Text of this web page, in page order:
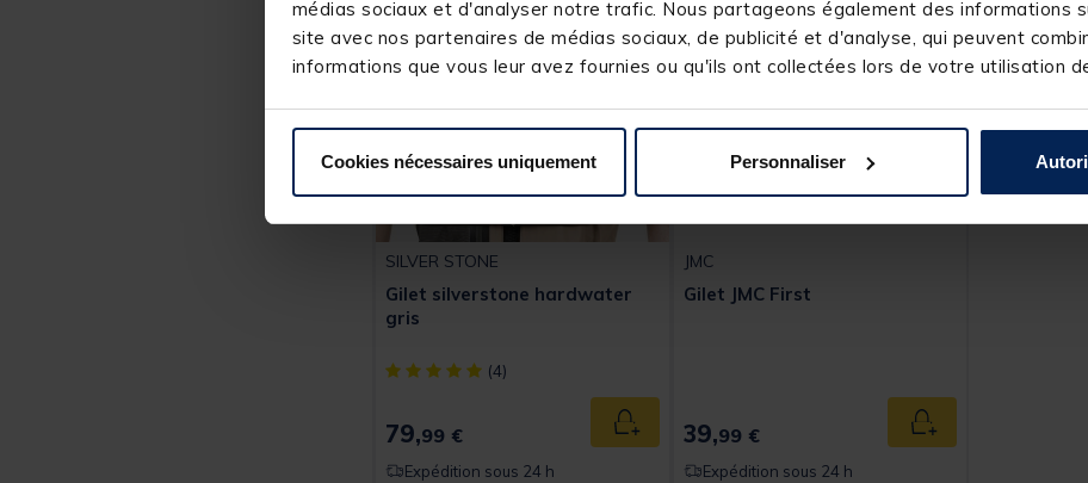
médias sociaux et d'analyser notre trafic. Nous partageons également des informations
site avec nos partenaires de médias sociaux, de publicité et d'analyse, qui peuvent
informations que vous leur avez fournies ou qu'ils ont collectées lors de votre utilisation
Cookies nécessaires uniquement Personnaliser
SILVER STONE
Gilet silverstone hardwater
gris
[object Object] out of 5 Customer Rating
(4)
79,99 € Ajouter au panier
Expédition sous 24 h
JMC
Gilet JMC First
39,99 € Ajouter au panier
Expédition sous 24 h